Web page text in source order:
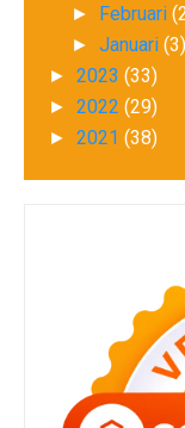
► Februari
►Januari(3)
► 2023 (33)
► 2022 (29)
► 2021 (38)